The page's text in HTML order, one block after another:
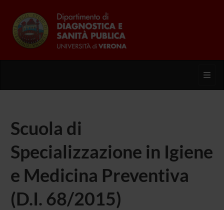
Scuola di
Specializzazione in Igiene
e Medicina Preventiva
(D.I. 68/2015)